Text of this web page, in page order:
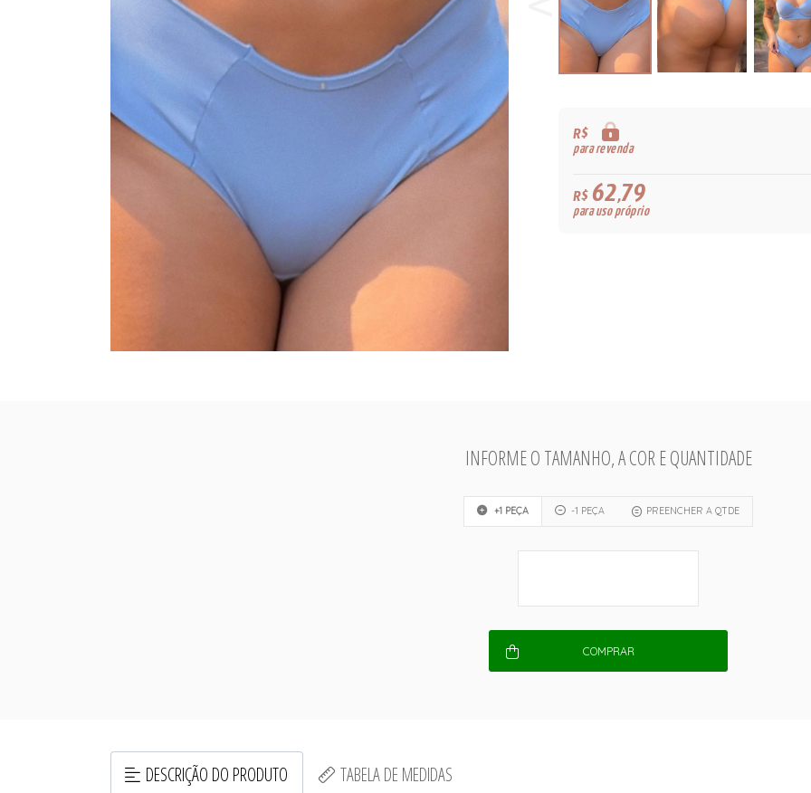
R$
para revenda
R$62,79
para uso próprio
INFORME O TAMANHO, A COR E QUANTIDADE
+1 PEÇA -1 PEÇA PREENCHER A QTDE
COMPRAR
DESCRIÇÃO DO PRODUTO TABELA DE MEDIDAS